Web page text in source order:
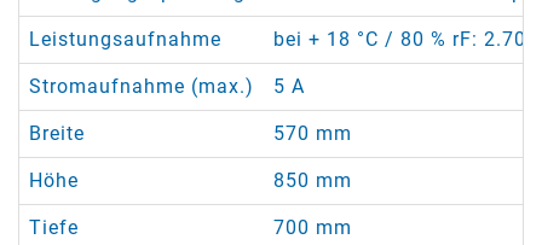
Leistungsaufnahme bei + 18 °C / 80 % rF: 2.700
Stromaufnahme (max.) 5 A
Breite 570 mm
Höhe 850 mm
Tiefe 700 mm